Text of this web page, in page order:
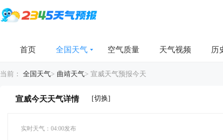
首页 全国天气 空气质量 天气视频 历
当前： 全国天气> 曲靖天气> 宣威天气预报今天
宣威今天天气详情 [切换]
实时天气：04:00发布